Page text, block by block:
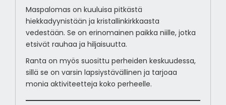
Maspalomas on kuuluisa pitkästä
hiekkadyynistään ja kristallinkirkkaasta
vedestään. Se on erinomainen paikka niille, jotka
etsivät rauhaa ja hiljaisuutta.
Ranta on myös suosittu perheiden keskuudessa,
sillä se on varsin lapsiystävällinen ja tarjoaa
monia aktiviteetteja koko perheelle.